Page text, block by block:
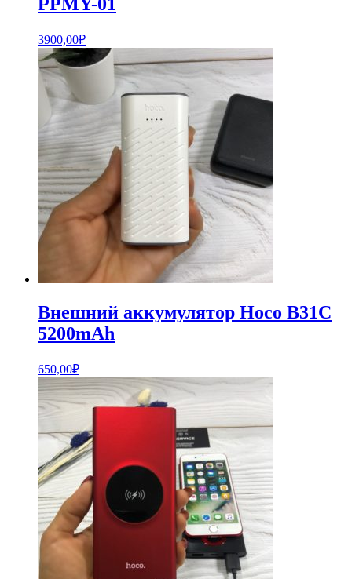
3900,00₽
Внешний аккумулятор Hoco B31C
5200mAh
650,00₽